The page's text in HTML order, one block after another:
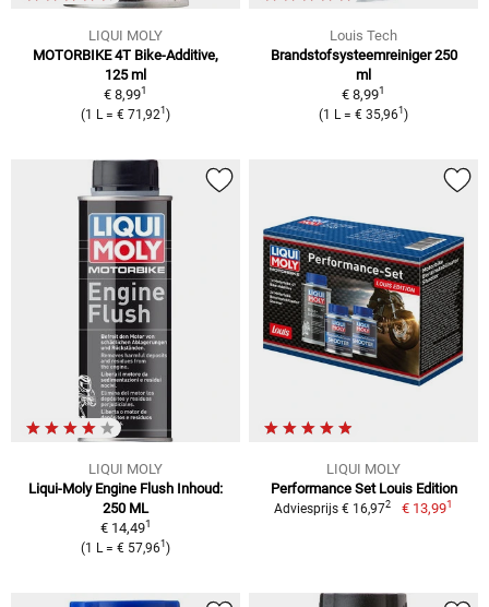
LIQUI MOLY
MOTORBIKE 4T Bike-Additive,
125 ml
€ 8,991
(1 L = € 71,921 )
Louis Tech
Brandstofsysteemreiniger 250
ml
€ 8,991
(1 L = € 35,961 )
LIQUI MOLY
Liqui-Moly Engine Flush Inhoud:
250 ML
€ 14,491
(1 L = € 57,961 )
LIQUI MOLY
Performance Set Louis Edition
Adviesprijs € 16,972 € 13,991